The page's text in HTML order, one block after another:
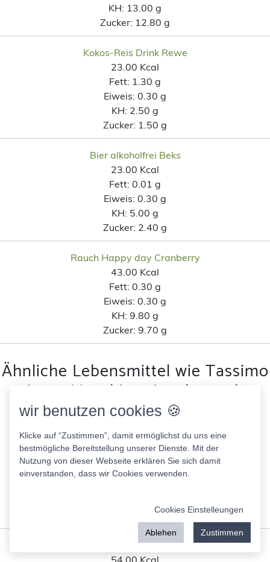
KH: 13.00 g
Zucker: 12.80 g
Kokos-Reis Drink Rewe
23.00 Kcal
Fett: 1.30 g
Eiweis: 0.30 g
KH: 2.50 g
Zucker: 1.50 g
Bier alkoholfrei Beks
23.00 Kcal
Fett: 0.01 g
Eiweis: 0.30 g
KH: 5.00 g
Zucker: 2.40 g
Rauch Happy day Cranberry
43.00 Kcal
Fett: 0.30 g
Eiweis: 0.30 g
KH: 9.80 g
Zucker: 9.70 g
Ähnliche Lebensmittel wie Tassimo
Latte Macchiato Jacobs nach
Kohlenhydratanteil
Kong Strong Wild Power
43.00 Kcal
Fett:0.10 g
9.50 g
Vaihinger Bananen Nektar
54.00 Kcal
wir benutzen cookies 🍪
Klicke auf “Zustimmen”, damit ermöglichst du uns eine
bestmögliche Bereitstellung unserer Dienste. Mit der
Nutzung von dieser Webseite erklären Sie sich damit
einverstanden, dass wir Cookies verwenden.
Cookies Einstelleungen
Ablehen Zustimmen